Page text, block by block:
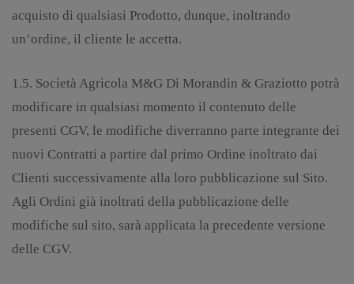
acquisto di qualsiasi Prodotto, dunque, inoltrando
un’ordine, il cliente le accetta.
1.5. Società Agricola M&G Di Morandin & Graziotto potrà
modificare in qualsiasi momento il contenuto delle
presenti CGV, le modifiche diverranno parte integrante dei
nuovi Contratti a partire dal primo Ordine inoltrato dai
Clienti successivamente alla loro pubblicazione sul Sito.
Agli Ordini già inoltrati della pubblicazione delle
modifiche sul sito, sarà applicata la precedente versione
delle CGV.